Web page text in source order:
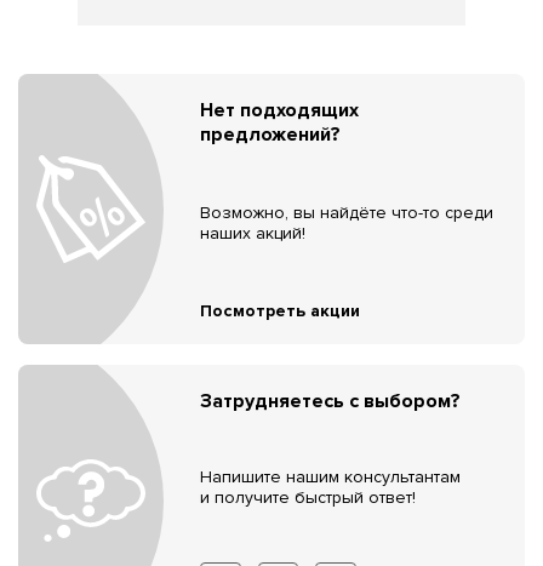
Нет подходящих
предложений?
Возможно, вы найдёте что-то среди
наших акций!
Посмотреть акции
Затрудняетесь с выбором?
Напишите нашим консультантам
и получите быстрый ответ!